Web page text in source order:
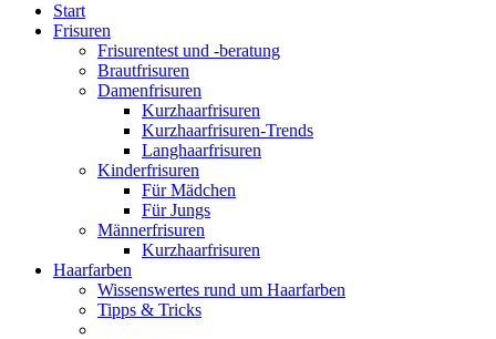
Start
Frisuren
Frisurentest und -beratung
Brautfrisuren
Damenfrisuren
Kurzhaarfrisuren
Kurzhaarfrisuren-Trends
Langhaarfrisuren
Kinderfrisuren
Für Mädchen
Für Jungs
Männerfrisuren
Kurzhaarfrisuren
Haarfarben
Wissenswertes rund um Haarfarben
Tipps & Tricks